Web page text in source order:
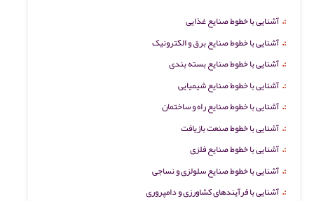
:. آشنایی با خطوط صنایع غذایی
:. آشنایی با خطوط صنایع برق و الکترونیک
:. آشنایی با خطوط صنایع بسته بندی
:. آشنایی با خطوط صنایع شیمیایی
:. آشنایی با خطوط صنایع راه و ساختمان
:. آشنایی با خطوط صنعت بازیافت
:. آشنایی با خطوط صنایع فلزی
:. آشنایی با خطوط صنایع سلولزی و نساجی
:. آشنایی با فرآیندهای کشاورزی و دامپروری